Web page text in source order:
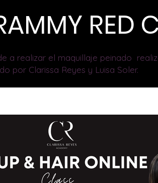
RED
a realizar el maquillaje peinado
por Clarissa Reyes y Luisa Soler.